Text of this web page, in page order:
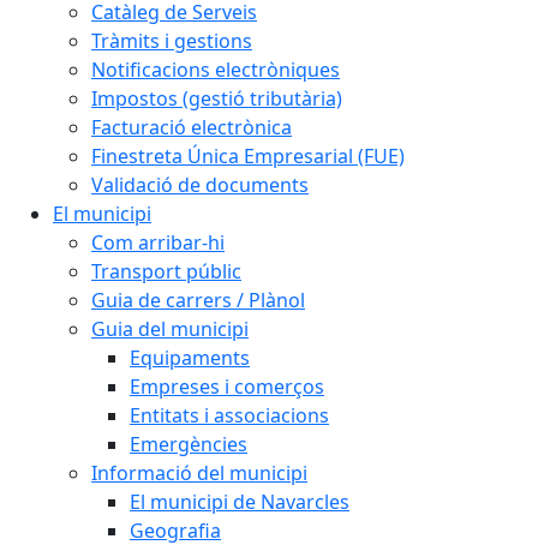
Catàleg de Serveis
Tràmits i gestions
Notificacions electròniques
Impostos (gestió tributària)
Facturació electrònica
Finestreta Única Empresarial (FUE)
Validació de documents
El municipi
Com arribar-hi
Transport públic
Guia de carrers / Plànol
Guia del municipi
Equipaments
Empreses i comerços
Entitats i associacions
Emergències
Informació del municipi
El municipi de Navarcles
Geografia